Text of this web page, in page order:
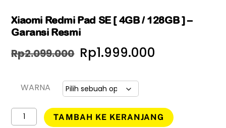
Xiaomi Redmi Pad SE [ 4GB / 128GB ] –
Garansi Resmi
Rp2.099.000 Harga
adalah:
Rp2.099.000.
Rp1.999.000
adalah:
WARNA
Kuantitas
Xiaomi
TAMBAH KE KERANJANG